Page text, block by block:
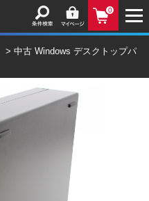
0
>中古 Windows デスクトップパ